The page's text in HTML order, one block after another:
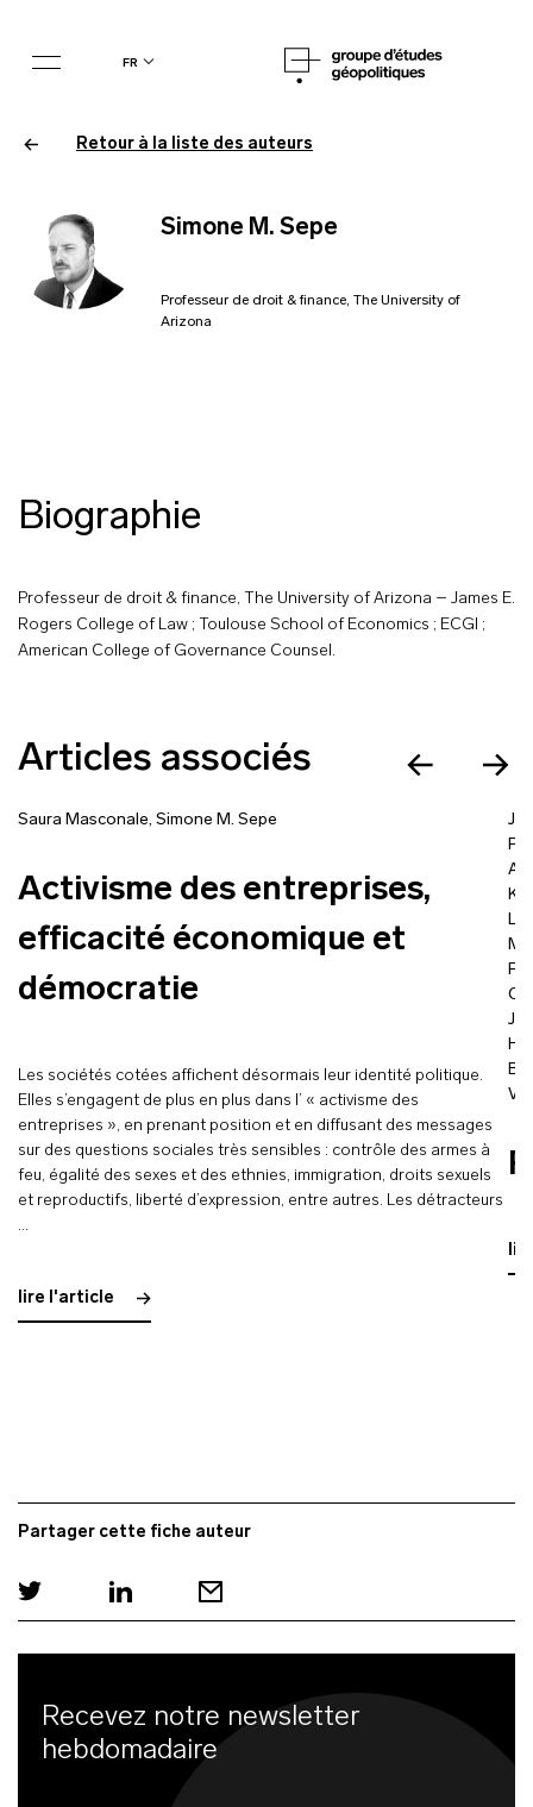
fr
Simone M. Sepe
Professeur de droit & finance, The University of
Arizona
Retour à la liste des auteurs
Biographie
Professeur de droit & finance, The University of Arizona – James E.
Rogers College of Law ; Toulouse School of Economics ; ECGI ;
American College of Governance Counsel.
Articles associés
Saura Masconale, Simone M. Sepe
Activisme des entreprises,
efficacité économique et
démocratie
Les sociétés cotées affichent désormais leur identité politique.
Elles s’engagent de plus en plus dans l’ « activisme des
entreprises », en prenant position et en diffusant des messages
sur des questions sociales très sensibles : contrôle des armes à
feu, égalité des sexes et des ethnies, immigration, droits sexuels
et reproductifs, liberté d’expression, entre autres. Les détracteurs
…
lire l'article
Partager cette fiche auteur
Recevez notre newsletter
hebdomadaire